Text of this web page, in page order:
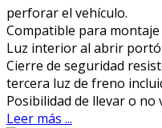
perforar el vehículo.
Compatible para
Luz interior al abrir
Cierre de seguridad
tercera luz de freno
Posibilidad de llevar o no
Leer más ...